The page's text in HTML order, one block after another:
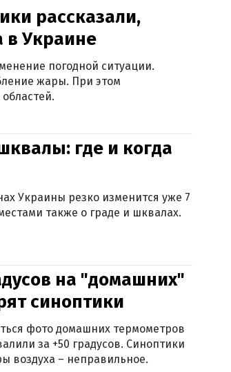
рассказали,
в Украине
погодной ситуации.
жары. При этом
где и когда
Украины резко изменится уже 7
также о граде и шквалах.
на "домашних"
синоптики
фото домашних термометров
за +50 градусов. Синоптики
воздуха – неправильное.